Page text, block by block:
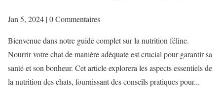
Jan 5, 2024 | 0 Commentaires
Bienvenue dans notre guide complet sur la nutrition féline.
Nourrir votre chat de manière adéquate est crucial pour garantir sa
santé et son bonheur. Cet article explorera les aspects essentiels de
la nutrition des chats, fournissant des conseils pratiques pour...